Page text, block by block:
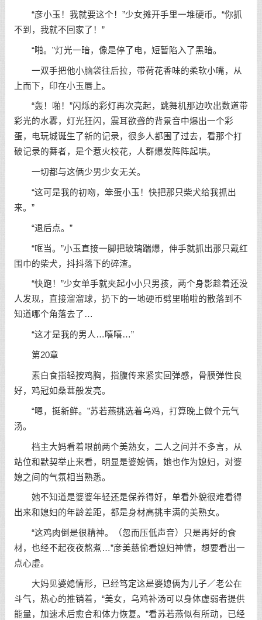
“彦小玉！我就要这个！”少女摊开手里一堆硬币。“你抓
不到，我就不回家了！”
“啪。”灯光一暗，像是停了电，短暂陷入了黑暗。
一双手把他小脑袋往后拉，带荷花香味的柔软小嘴，从
上而下，印在小玉唇上。
“轰！啪！”闪烁的彩灯再次亮起，跳舞机那边吹出数道带
彩光的水雾，灯光狂闪，震耳欲聋的背景音中爆出一个彩
蛋，电玩城诞生了新的记录，很多人都围了过去，看那个打
破记录的舞者，是个惹火校花，人群爆发阵阵起哄。
一切都与这俩少男少女无关。
“这可是我的初吻，笨蛋小玉！快把那只柴犬给我抓出
来。”
“退后点。”
“哐当。”小玉直接一脚把玻璃踹爆，伸手就抓出那只戴红
围巾的柴犬，抖抖落下的碎渣。
“快跑！”少女单手就夹起小小只男孩，两个身影趁着还没
人发现，直接溜溜球，扔下的一地硬币劈里啪啦的散落到不
知道哪个角落去了…
“这才是我的男人…嘻嘻…”
第20章
素白食指轻按鸡胸，指腹传来紧实回弹感，骨膜弹性良
好，鸡冠如桑葚般发亮。
“嗯，挺新鲜。”苏若燕挑选着乌鸡，打算晚上做个元气
汤。
档主大妈看着眼前两个美熟女，二人之间并不多言，从
站位和默契举止来看，明显是婆媳俩，她也作为媳妇，对婆
媳之间的气氛相当熟悉。
她不知道是婆婆年轻还是保养得好，单看外貌很难看得
出来和媳妇的年龄差距，都是身材高挑丰满的美熟女。
“这鸡肉倒是很精神。（忽而压低声音）只是再好的食
材，也经不起夜夜熬煮…”彦美慈偷看媳妇神情，想要看出一
点心虚。
大妈见婆媳情形，已经笃定这是婆媳俩为儿子／老公在
斗气，热心的推销着，“美女，乌鸡补汤可以身体虚弱者提供
能量，加速术后愈合和体力恢复。”看苏若燕似有所动，已经